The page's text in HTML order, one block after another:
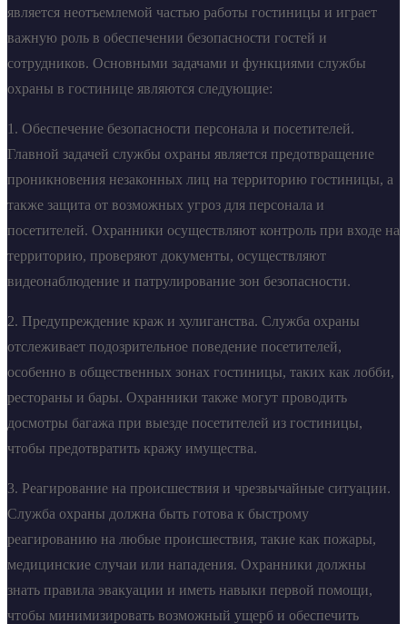
является неотъемлемой частью работы гостиницы и играет
важную роль в обеспечении безопасности гостей и
сотрудников. Основными задачами и функциями службы
охраны в гостинице являются следующие:
1. Обеспечение безопасности персонала и посетителей.
Главной задачей службы охраны является предотвращение
проникновения незаконных лиц на территорию гостиницы, а
также защита от возможных угроз для персонала и
посетителей. Охранники осуществляют контроль при входе на
территорию, проверяют документы, осуществляют
видеонаблюдение и патрулирование зон безопасности.
2. Предупреждение краж и хулиганства. Служба охраны
отслеживает подозрительное поведение посетителей,
особенно в общественных зонах гостиницы, таких как лобби,
рестораны и бары. Охранники также могут проводить
досмотры багажа при выезде посетителей из гостиницы,
чтобы предотвратить кражу имущества.
3. Реагирование на происшествия и чрезвычайные ситуации.
Служба охраны должна быть готова к быстрому
реагированию на любые происшествия, такие как пожары,
медицинские случаи или нападения. Охранники должны
знать правила эвакуации и иметь навыки первой помощи,
чтобы минимизировать возможный ущерб и обеспечить